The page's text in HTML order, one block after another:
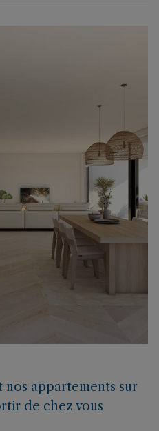
nos appartements sur
de chez vous